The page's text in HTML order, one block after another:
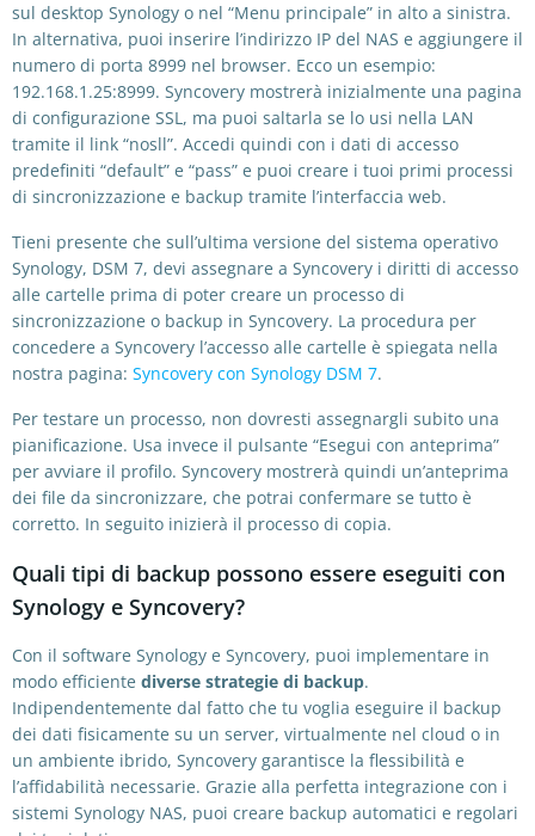
sul desktop Synology o nel “Menu principale” in alto a sinistra.
In alternativa, puoi inserire l’indirizzo IP del NAS e aggiungere il
numero di porta 8999 nel browser. Ecco un esempio:
192.168.1.25:8999. Syncovery mostrerà inizialmente una pagina
di configurazione SSL, ma puoi saltarla se lo usi nella LAN
tramite il link “nosll”. Accedi quindi con i dati di accesso
predefiniti “default” e “pass” e puoi creare i tuoi primi processi
di sincronizzazione e backup tramite l’interfaccia web.
Tieni presente che sull’ultima versione del sistema operativo
Synology, DSM 7, devi assegnare a Syncovery i diritti di accesso
alle cartelle prima di poter creare un processo di
sincronizzazione o backup in Syncovery. La procedura per
concedere a Syncovery l’accesso alle cartelle è spiegata nella
nostra pagina: Syncovery con Synology DSM 7.
Per testare un processo, non dovresti assegnargli subito una
pianificazione. Usa invece il pulsante “Esegui con anteprima”
per avviare il profilo. Syncovery mostrerà quindi un’anteprima
dei file da sincronizzare, che potrai confermare se tutto è
corretto. In seguito inizierà il processo di copia.
Quali tipi di backup possono essere eseguiti con
Synology e Syncovery?
Con il software Synology e Syncovery, puoi implementare in
modo efficiente diverse strategie di backup.
Indipendentemente dal fatto che tu voglia eseguire il backup
dei dati fisicamente su un server, virtualmente nel cloud o in
un ambiente ibrido, Syncovery garantisce la flessibilità e
l’affidabilità necessarie. Grazie alla perfetta integrazione con i
sistemi Synology NAS, puoi creare backup automatici e regolari